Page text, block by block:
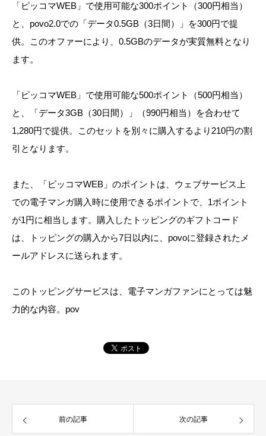
「ピッコマWEB」で使用可能な300ポイント（300円相当）
と、povo2.0での「データ0.5GB（3日間）」を300円で提
供。このオファーにより、0.5GBのデータが実質無料となり
ます。
「ピッコマWEB」で使用可能な500ポイント（500円相当）
と、「データ3GB（30日間）」（990円相当）を合わせて
1,280円で提供。このセットを別々に購入するより210円の割
引となります。
また、「ピッコマWEB」のポイントは、ウェブサービス上
での電子マンガ購入時に使用できるポイントで、1ポイント
が1円に相当します。購入したトッピングのギフトコード
は、トッピングの購入から7日以内に、povoに登録されたメ
ールアドレスに送られます。
このトッピングサービスは、電子マンガファンにとっては魅
力的な内容。pov
前の記事 次の記事